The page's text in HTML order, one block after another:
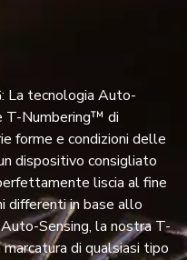
La tecnologia Auto-
T-Numbering™ di
forme e condizioni delle
dispositivo consigliato
liscia al fine
differenti in base allo
Sensing, la nostra T-
di qualsiasi tipo